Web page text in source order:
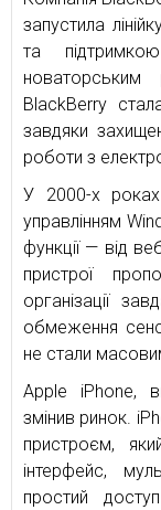
запустила
та
новаторським
BlackBerry
завдяки
роботи з
У 2000-х роках
управлінням
функції — від
пристрої
організації
обмеження
не стали
Apple iPhone,
змінив ринок.
пристроєм,
інтерфейс,
простий